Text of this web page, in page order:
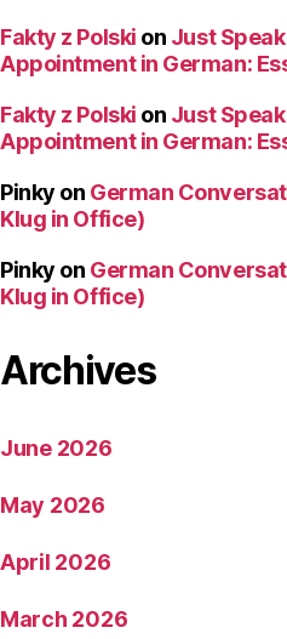
Fakty z Polski on Just
Appointment in German:
Fakty z Polski on Just
Appointment in German:
Pinky on German
Klug in Office)
Pinky on German
Klug in Office)
Archives
June 2026
May 2026
April 2026
March 2026